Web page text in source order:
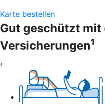
Karte bestellen
Gut geschützt mit
Versicherungen1
‹